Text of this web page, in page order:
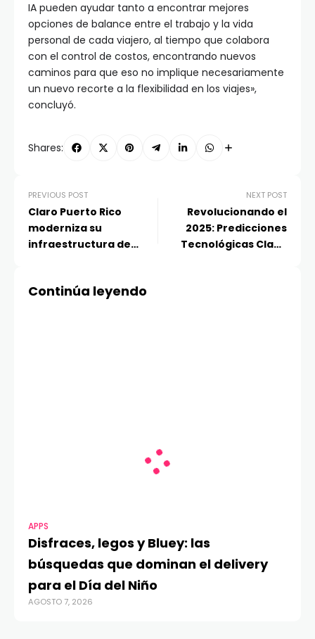
IA pueden ayudar tanto a encontrar mejores
opciones de balance entre el trabajo y la vida
personal de cada viajero, al tiempo que colabora
con el control de costos, encontrando nuevos
caminos para que eso no implique necesariamente
un nuevo recorte a la flexibilidad en los viajes»,
concluyó.
Shares:
PREVIOUS POST
Claro Puerto Rico
moderniza su
infraestructura de
NEXT POST
Revolucionando el
2025: Predicciones
Tecnológicas Clave
Continúa leyendo
APPS
Disfraces, legos y Bluey: las
búsquedas que dominan el delivery
para el Día del Niño
AGOSTO 7, 2026